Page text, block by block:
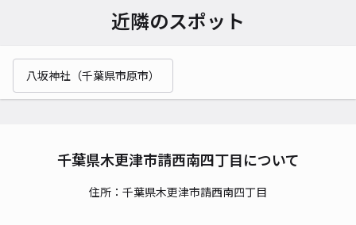
近隣のスポット
八坂神社（千葉県市原市）
千葉県木更津市請西南四丁目について
住所：千葉県木更津市請西南四丁目